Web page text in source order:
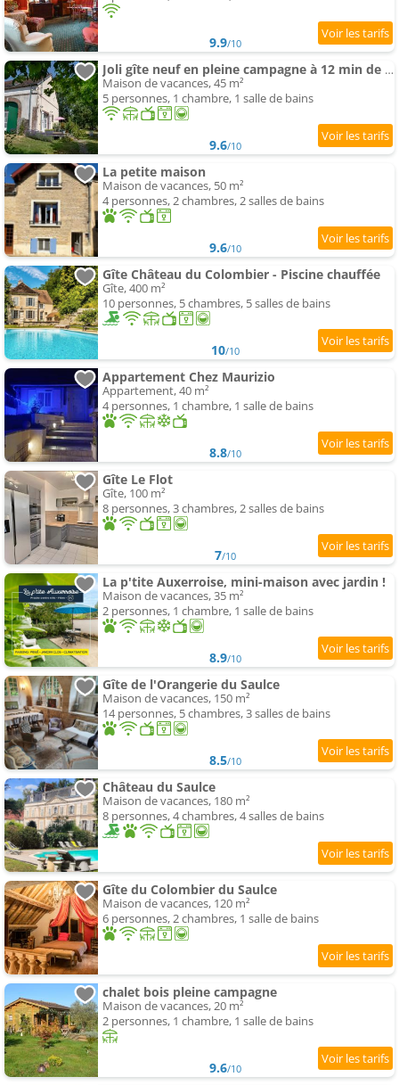
9.9/10
Joli gîte neuf en pleine campagne à 12 min de Sens
Maison de vacances, 45 m²
5 personnes, 1 chambre, 1 salle de bains
9.6/10
La petite maison
Maison de vacances, 50 m²
4 personnes, 2 chambres, 2 salles de bains
9.6/10
Gîte Château du Colombier - Piscine chauffée
Gîte, 400 m²
10 personnes, 5 chambres, 5 salles de bains
10/10
Appartement Chez Maurizio
Appartement, 40 m²
4 personnes, 1 chambre, 1 salle de bains
8.8/10
Gîte Le Flot
Gîte, 100 m²
8 personnes, 3 chambres, 2 salles de bains
7/10
La p'tite Auxerroise, mini-maison avec jardin !
Maison de vacances, 35 m²
2 personnes, 1 chambre, 1 salle de bains
8.9/10
Gîte de l'Orangerie du Saulce
Maison de vacances, 150 m²
14 personnes, 5 chambres, 3 salles de bains
8.5/10
Château du Saulce
Maison de vacances, 180 m²
8 personnes, 4 chambres, 4 salles de bains
Gîte du Colombier du Saulce
Maison de vacances, 120 m²
6 personnes, 2 chambres, 1 salle de bains
chalet bois pleine campagne
Maison de vacances, 20 m²
2 personnes, 1 chambre, 1 salle de bains
9.6/10